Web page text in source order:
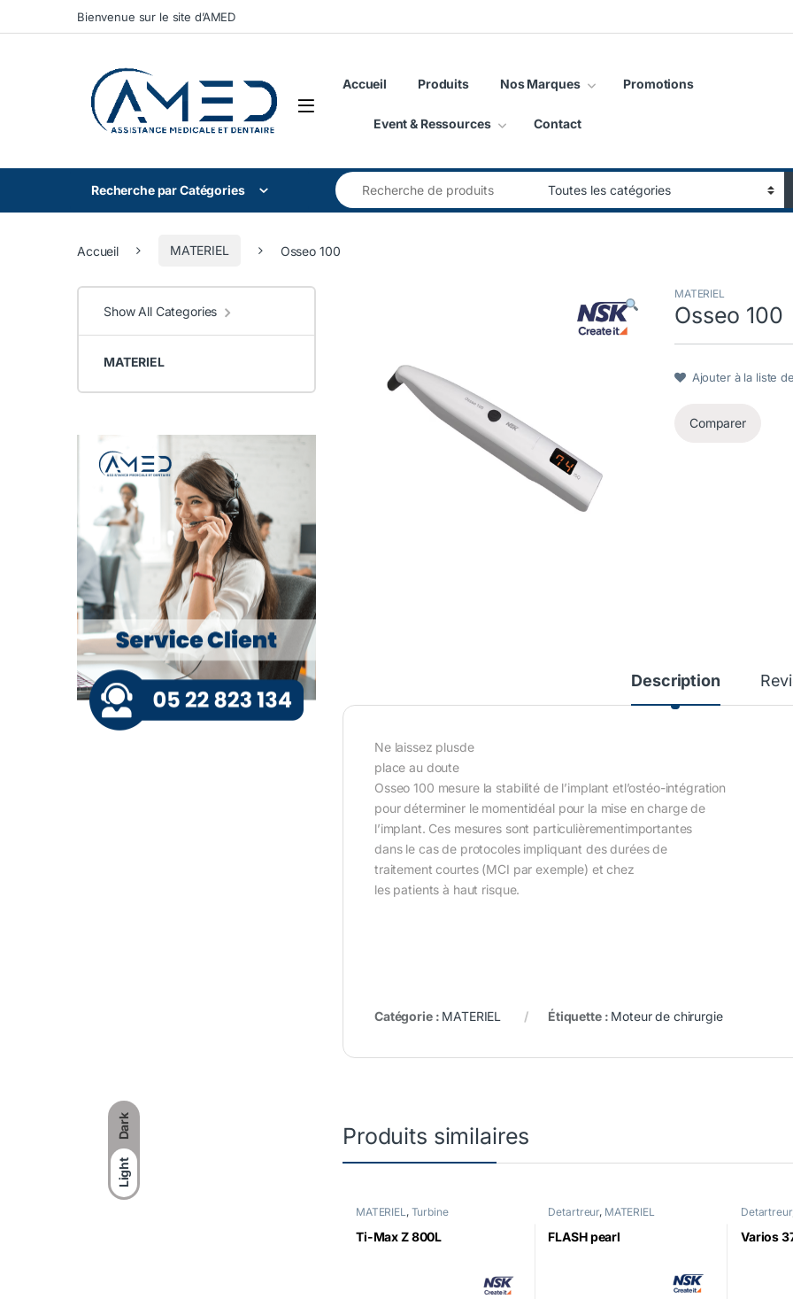
Dark
Light
Skip to navigation
Skip to contentBienvenue sur le site d’AMED
Accueil Produits Nos Marques Promotions
Event & Ressources Contact
Recherche par Catégories
Search for:
Accueil MATERIEL Osseo 100
MATERIEL
Osseo 100
Ajouter à la liste
Comparer
Description
Ne laissez plusde
place au doute
Osseo 100 mesure la stabilité de l’implant etl’ostéo-intégration
pour déterminer le momentidéal pour la mise en charge de
l’implant. Ces mesures sont particulièrementimportantes
dans le cas de protocoles impliquant des durées de
traitement courtes (MCI par exemple) et chez
les patients à haut risque.
Catégorie : MATERIEL Étiquette : Moteur de chirurgie
Produits similaires
MATERIEL, Turbine
Ti-Max Z 800L
Detartreur, MATERIEL
FLASH pearl
Detartreur
Varios
Show All Categories
MATERIEL